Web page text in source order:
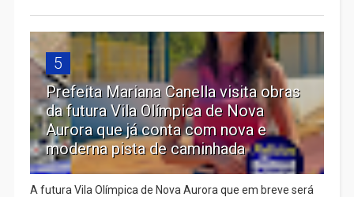
5
Prefeita Mariana Canella visita obras
da futura Vila Olímpica de Nova
Aurora que já conta com nova e
moderna pista de caminhada
A futura Vila Olímpica de Nova Aurora que em breve será